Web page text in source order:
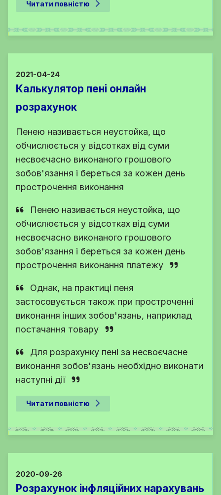
Читати повністю
2021-04-24
Калькулятор пені онлайн
розрахунок
Пенею називається неустойка, що
обчислюється у відсотках від суми
несвоєчасно виконаного грошового
зобов'язання і береться за кожен день
прострочення виконання
Пенею називається неустойка, що
обчислюється у відсотках від суми
несвоєчасно виконаного грошового
зобов'язання і береться за кожен день
прострочення виконання платежу
Однак, на практиці пеня
застосовується також при простроченні
виконання інших зобов'язань, наприклад
постачання товару
Для розрахунку пені за несвоєчасне
виконання зобов'язань необхідно виконати
наступні дії
Читати повністю
2020-09-26
Розрахунок інфляційних нарахувань